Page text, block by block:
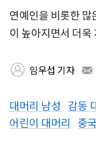
연예인을 비롯한 많
이 높아지면서 더욱
임우섭 기자
대머리 남성 감동
어린이 대머리 중